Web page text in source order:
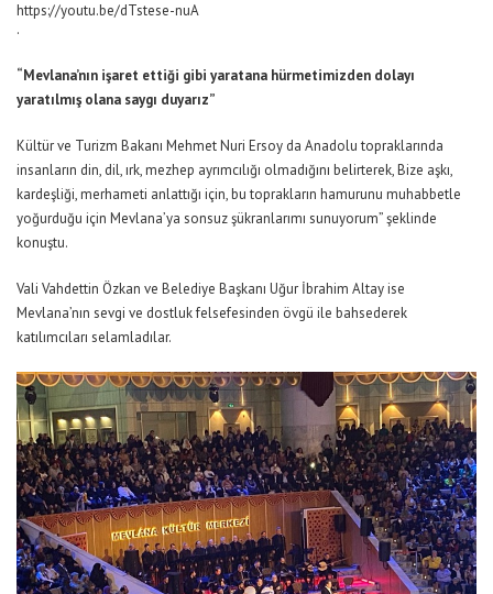
https://youtu.be/dTstese-nuA
.
“Mevlana’nın işaret ettiği gibi yaratana hürmetimizden dolayı
yaratılmış olana saygı duyarız”
Kültür ve Turizm Bakanı Mehmet Nuri Ersoy da Anadolu topraklarında
insanların din, dil, ırk, mezhep ayrımcılığı olmadığını belirterek, Bize aşkı,
kardeşliği, merhameti anlattığı için, bu toprakların hamurunu muhabbetle
yoğurduğu için Mevlana’ya sonsuz şükranlarımı sunuyorum” şeklinde
konuştu.
Vali Vahdettin Özkan ve Belediye Başkanı Uğur İbrahim Altay ise
Mevlana’nın sevgi ve dostluk felsefesinden övgü ile bahsederek
katılımcıları selamladılar.